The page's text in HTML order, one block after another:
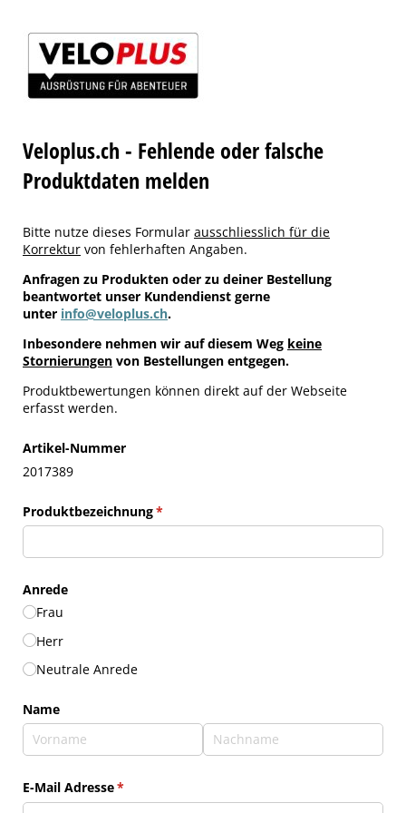
Veloplus.ch - Fehlende oder falsche
Produktdaten melden
Bitte nutze dieses Formular ausschliesslich für die
Korrektur von fehlerhaften Angaben.
Anfragen zu Produkten oder zu deiner Bestellung
beantwortet unser Kundendienst gerne
unter info@veloplus.ch.
Inbesondere nehmen wir auf diesem Weg keine
Stornierungen von Bestellungen entgegen.
Produktbewertungen können direkt auf der Webseite
erfasst werden.
Artikel-Nummer
2017389
Produktbezeichnung*
(erforderlich)
Anrede
Frau
Herr
Neutrale Anrede
Name
E-Mail Adresse*
(erforderlich)